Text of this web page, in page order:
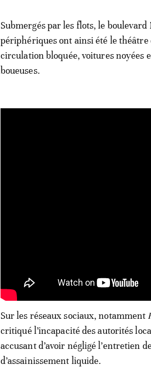
Submergés par les flots, le
périphériques ont ainsi été le théâtre
circulation bloquée, voitures noyées
boueuses.
Sur les réseaux sociaux, notamment
critiqué l’incapacité des autorités
accusant d’avoir négligé l’entretien
d’assainissement liquide.